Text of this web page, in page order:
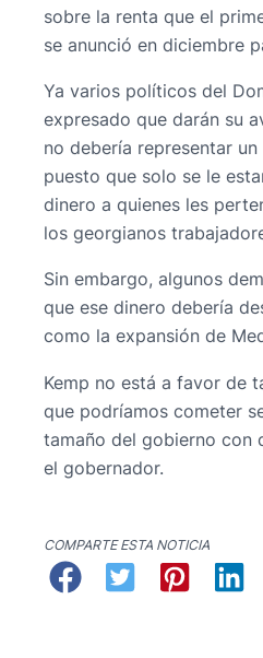
sobre la renta que el
se anunció en diciembre
Ya varios políticos del
expresado que darán su
no debería representar
puesto que solo se le
dinero a quienes les
los georgianos
Sin embargo, algunos
que ese dinero debería
como la expansión de
Kemp no está a favor de
que podríamos cometer
tamaño del gobierno con
el gobernador.
COMPARTE ESTA NOTICIA